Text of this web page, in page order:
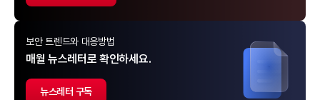
보안 트렌드와 대응방법
매월 뉴스레터로 확인하세요.
뉴스레터 구독